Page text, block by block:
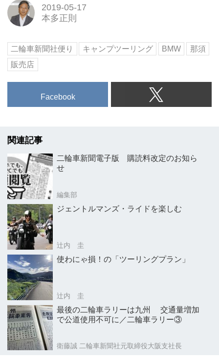
2019-05-17
本多正則
二輪車新聞社便り キャンプツーリング BMW
那須
販売店
Facebook
関連記事
二輪車新聞電子版 購読料改定のお知ら
せ
編集部
ジェントルマンズ・ライドを楽しむ
辻内 圭
使わにゃ損！の「ツーリングプラン」
辻内 圭
最後の二輪車ラリーは九州 交通量増加
で公道使用不可に／二輪車ラリー③
衛藤誠 二輪車新聞社元取締役大阪支社長